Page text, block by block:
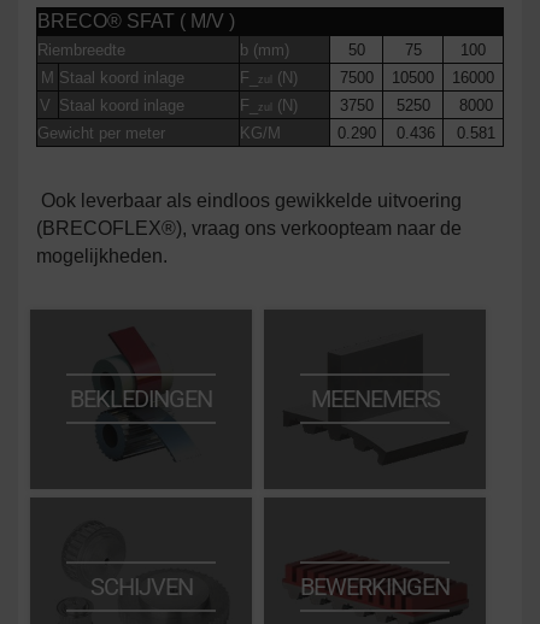
BRECO® SFAT ( M/V )
Riembreedte b (mm) 50 75
100
M Staal koord inlage F_ zul (N) 7500 10500
16000
V Staal koord inlage F_ zul (N) 3750 5250
8000
Gewicht per meter
KG/M 0.290 0.436 0.581
Ook leverbaar als eindloos gewikkelde uitvoering
(BRECOFLEX®), vraag ons verkoopteam naar de
mogelijkheden.
BEKLEDINGEN MEENEMERS
SCHIJVEN BEWERKINGEN